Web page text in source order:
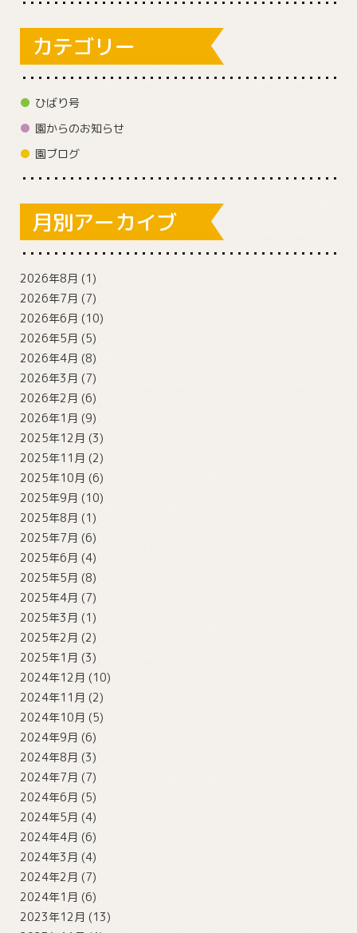
カテゴリー
ひばり号
園からのお知らせ
園ブログ
月別アーカイブ
2026年8月 (1)
2026年7月 (7)
2026年6月 (10)
2026年5月 (5)
2026年4月 (8)
2026年3月 (7)
2026年2月 (6)
2026年1月 (9)
2025年12月 (3)
2025年11月 (2)
2025年10月 (6)
2025年9月 (10)
2025年8月 (1)
2025年7月 (6)
2025年6月 (4)
2025年5月 (8)
2025年4月 (7)
2025年3月 (1)
2025年2月 (2)
2025年1月 (3)
2024年12月 (10)
2024年11月 (2)
2024年10月 (5)
2024年9月 (6)
2024年8月 (3)
2024年7月 (7)
2024年6月 (5)
2024年5月 (4)
2024年4月 (6)
2024年3月 (4)
2024年2月 (7)
2024年1月 (6)
2023年12月 (13)